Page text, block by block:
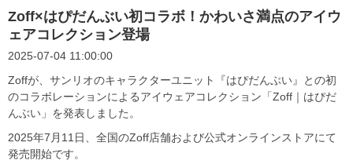
Zoff×はぴだんぶい初コラボ！かわいさ満点のアイウ
ェアコレクション登場
2025-07-04 11:00:00
Zoffが、サンリオのキャラクターユニット『はぴだんぶい』との初
のコラボレーションによるアイウェアコレクション「Zoff｜はぴだ
んぶい」を発表しました。
2025年7月11日、全国のZoff店舗および公式オンラインストアにて
発売開始です。